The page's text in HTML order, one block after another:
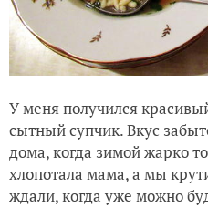
У меня получился
сытный супчик. Вкус
дома, когда зимой жарко
хлопотала мама, а мы
ждали, когда уже можно